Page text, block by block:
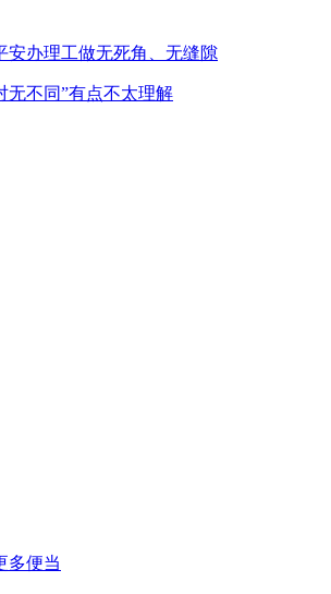
安办理工做无死角、无缝隙
无不同”有点不太理解
多便当